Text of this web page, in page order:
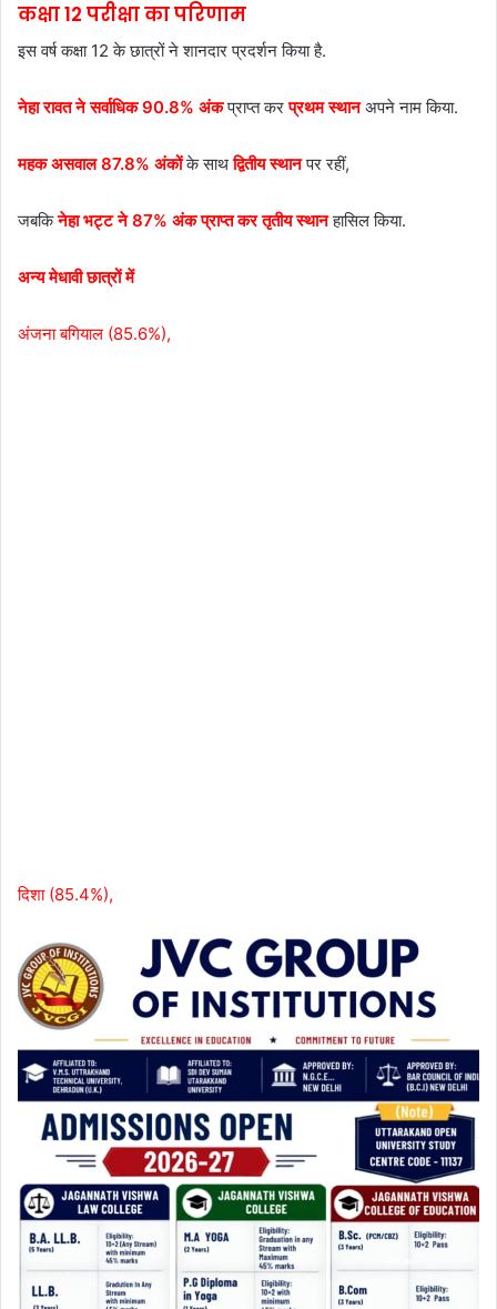
कक्षा 12 परीक्षा का परिणाम
इस वर्ष कक्षा 12 के छात्रों ने शानदार प्रदर्शन किया है.
नेहा रावत ने सर्वाधिक 90.8% अंक प्राप्त करप्रथम स्थानअपने नाम किया.
महक असवाल 87.8% अंकों के साथद्वितीय स्थानपर रहीं,
जबकिनेहा भट्ट ने 87% अंक प्राप्त कर तृतीय स्थानहासिल किया.
अन्य मेधावी छात्रों में
अंजना बगियाल (85.6%),
दिशा (85.4%),